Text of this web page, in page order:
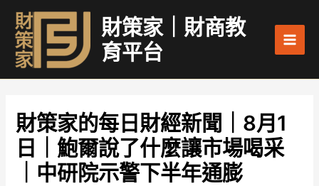
內
財策家｜財商教
育平台
財策家的每日財經新聞｜8月1
日｜鮑爾說了什麼讓市場喝采
｜中研院示警下半年通膨